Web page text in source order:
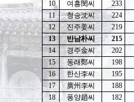
10
여흥閔씨 233
11
청송沈씨 224
12
진주姜씨 219
13
반남朴씨 215
14
경주金씨 202
15
동래鄭씨 198
16
한산李씨 195
17
廣州李씨 188
18
퐁양趙씨 182